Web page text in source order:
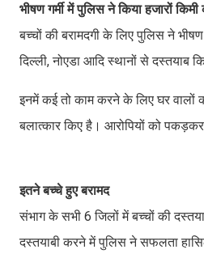
भीषण गर्मी में पुलिस ने किया हजारों
बच्चों की बरामदगी के लिए पुलिस ने
दिल्ली, नोएडा आदि स्थानों से दस्तयाब
इनमें कई तो काम करने के लिए घर
बलात्कार किए है। आरोपियों को
इतने बच्चे हुए बरामद
संभाग के सभी 6 जिलों में बच्चों की
दस्तयाबी करने में पुलिस ने सफलता